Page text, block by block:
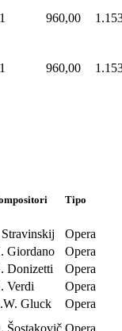
1 960,00
1 960,00
Tipo
Opera
Giordano
Opera
Donizetti
Opera
Verdi
Opera
Gluck
Opera